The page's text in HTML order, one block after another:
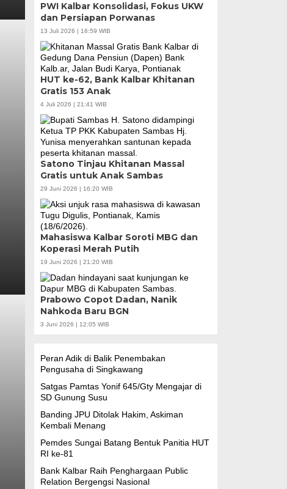
PWI Kalbar Konsolidasi, Fokus UKW
dan Persiapan Porwanas
13 Juli 2026 | 16:59 WIB
HUT ke-62, Bank Kalbar Khitanan
Gratis 153 Anak
4 Juli 2026 | 21:41 WIB
Satono Tinjau Khitanan Massal
Gratis untuk Anak Sambas
29 Juni 2026 | 16:20 WIB
Mahasiswa Kalbar Soroti MBG dan
Koperasi Merah Putih
19 Juni 2026 | 21:20 WIB
Prabowo Copot Dadan, Nanik
Nahkoda Baru BGN
3 Juni 2026 | 12:05 WIB
Peran Adik di Balik Penembakan
Pengusaha di Singkawang
Satgas Pamtas Yonif 645/Gty Mengajar di
SD Gunung Susu
Banding JPU Ditolak Hakim, Askiman
Kembali Menang
Pemdes Sungai Batang Bentuk Panitia HUT
RI ke-81
Bank Kalbar Raih Penghargaan Public
Relation Bergengsi Nasional